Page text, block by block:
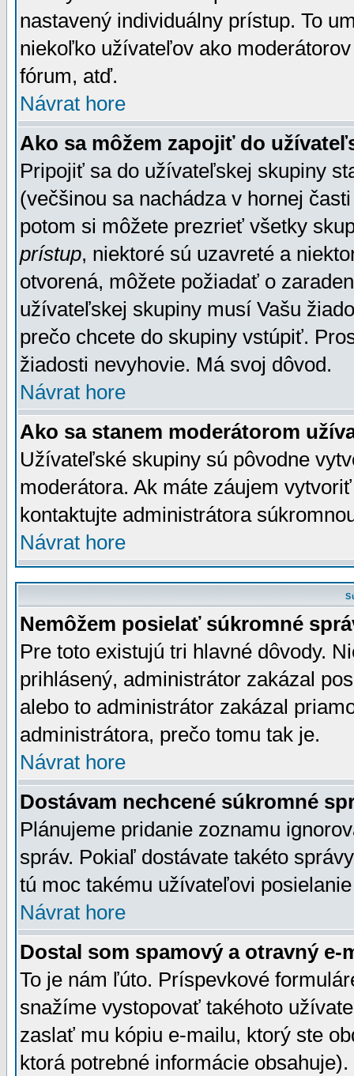
nastavený individuálny prístup. To
niekoľko užívateľov ako
fórum, atď.
Návrat hore
Ako sa môžem zapojiť do
Pripojiť sa do užívateľskej skupiny
(večšinou sa nachádza v hornej
potom si môžete prezrieť všetky
prístup, niektoré sú uzavreté a
otvorená, môžete požiadať o
užívateľskej skupiny musí Vašu
prečo chcete do skupiny vstúpiť.
žiadosti nevyhovie. Má svoj dôvod.
Návrat hore
Ako sa stanem moderátorom
Užívateľské skupiny sú pôvodne
moderátora. Ak máte záujem
kontaktujte administrátora
Návrat hore
Nemôžem posielať súkromné
Pre toto existujú tri hlavné dôvody.
prihlásený, administrátor zakázal
alebo to administrátor zakázal
administrátora, prečo tomu tak je.
Návrat hore
Dostávam nechcené súkromné
Plánujeme pridanie zoznamu
správ. Pokiaľ dostávate takéto
tú moc takému užívateľovi
Návrat hore
Dostal som spamový a otravný e-
To je nám ľúto. Príspevkové
snažíme vystopovať takéhoto
zaslať mu kópiu e-mailu, ktorý ste
ktorá potrebné informácie